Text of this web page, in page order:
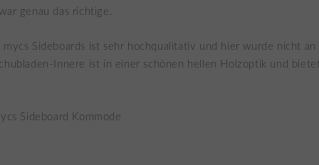
genau das richtige.
mycs Sideboards ist sehr hochqualitativ und hier wurde nicht
Innere ist in einer schönen hellen Holzoptik und